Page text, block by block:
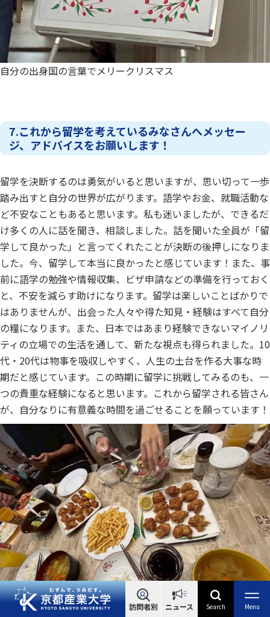
Menu
訪問者別 ニュース Search
自分の出身国の言葉でメリークリスマス
7.これから留学を考えているみなさんへメッセー
ジ、アドバイスをお願いします！
留学を決断するのは勇気がいると思いますが、思い切って一歩
踏み出すと自分の世界が広がります。語学やお金、就職活動な
ど不安なこともあると思います。私も迷いましたが、できるだ
け多くの人に話を聞き、相談しました。話を聞いた全員が「留
学して良かった」と言ってくれたことが決断の後押しになりま
した。今、留学して本当に良かったと感じています！また、事
前に語学の勉強や情報収集、ビザ申請などの準備を行っておく
と、不安を減らす助けになります。留学は楽しいことばかりで
はありませんが、出会った人々や得た知見・経験はすべて自分
の糧になります。また、日本ではあまり経験できないマイノリ
ティの立場での生活を通して、新たな視点も得られました。10
代・20代は物事を吸収しやすく、人生の土台を作る大事な時
期だと感じています。この時期に留学に挑戦してみるのも、一
つの貴重な経験になると思います。これから留学される皆さん
が、自分なりに有意義な時間を過ごせることを願っています！